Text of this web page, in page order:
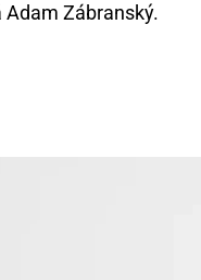
Adam Zábranský.